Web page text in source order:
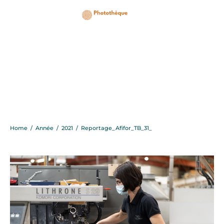
Home / Année / 2021 / Reportage_Afifor_TB_31_